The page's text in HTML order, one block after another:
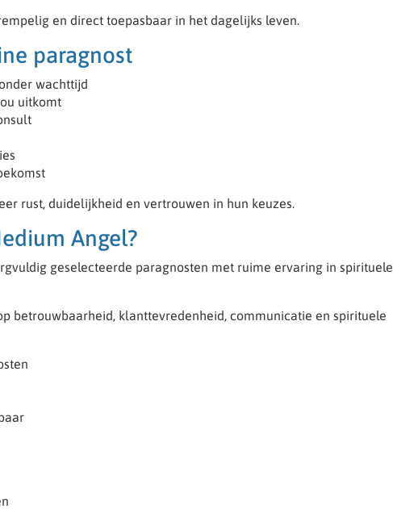
en direct toepasbaar in het dagelijks leven.
paragnost
wachttijd
uitkomt
rust, duidelijkheid en vertrouwen in hun keuzes.
Angel?
geselecteerde paragnosten met ruime ervaring in spirituele
betrouwbaarheid, klanttevredenheid, communicatie en spirituele